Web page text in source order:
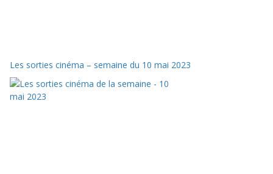
Les sorties cinéma – semaine du 10 mai 2023